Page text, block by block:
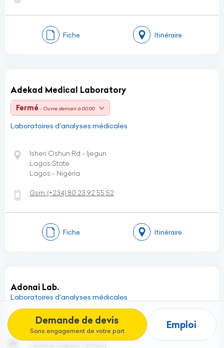
Demande de devis
Sans engagement de votre part
Emploi
Fiche Itinéraire
Adekad Medical Laboratory
Fermé - Ouvre demain à 00:00
Laboratoires d'analyses médicales
Isheri Oshun Rd - Ijegun
Lagos State
Lagos - Nigéria
Gsm:(+234) 80 23 92 55 52
Fiche Itinéraire
Adonai Lab.
Laboratoires d'analyses médicales
Suite FF03, Noble Complex, Moshood Abiola Road,
Area 10, Garki, Abuja, FCT - Garki
Federal Capital Territory